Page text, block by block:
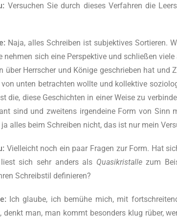
Ver­su­chen Sie durch die­ses Ver­fah­ren die
Naja, alles Schrei­ben ist sub­jek­ti­ves Sor­tie­ren.
neh­men sich eine Per­spek­ti­ve und schlie­ßen
über Herr­scher und Könige geschrie­ben hat und
unten betrach­ten woll­te und kol­lek­ti­ve
die, die­se Geschich­ten in einer Wei­se zu
sind und zwei­tens irgend­ei­ne Form von Sinn
alles beim Schrei­ben nicht, das ist nur mein
Viel­leicht noch ein paar Fra­gen zur Form. Hat
liest sich sehr anders als Quas­i­k­ris­tal­lezum
Schreib­stil definieren?
Ich glau­be, ich bemühe mich, mit
denkt man, man kommt beson­ders klug rüber,